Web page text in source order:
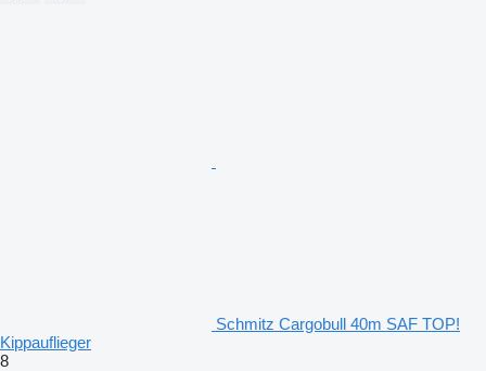
Schmitz Cargobull 40m SAF TOP!
Kippauflieger
8